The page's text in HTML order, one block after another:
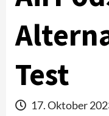
Test
17. Oktober